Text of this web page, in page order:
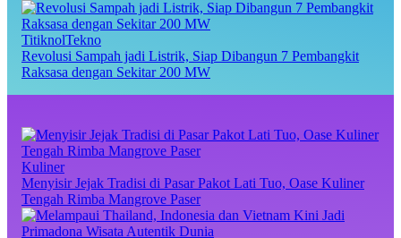
TitiknolTekno
Revolusi Sampah jadi Listrik, Siap Dibangun 7 Pembangkit
Raksasa dengan Sekitar 200 MW
Kuliner
Menyisir Jejak Tradisi di Pasar Pakot Lati Tuo, Oase Kuliner
Tengah Rimba Mangrove Paser